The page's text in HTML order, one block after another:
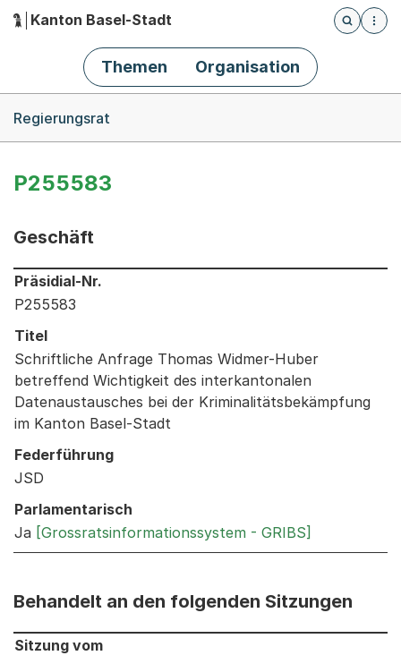
Hauptnavigation
Kanton Basel-Stadt
Öffnet
Themen Organisation
Regierungsrat
P255583
Geschäft
Informationen zum Ausgewählten Geschäft
Präsidial-Nr.
P255583
Titel
Schriftliche Anfrage Thomas Widmer-Huber
betreffend Wichtigkeit des interkantonalen
Datenaustausches bei der Kriminalitätsbekämpfung
im Kanton Basel-Stadt
Federführung
JSD
Parlamentarisch
Ja [Grossratsinformationssystem - GRIBS]
Behandelt an den folgenden Sitzungen
Behandelt an den folgenden Sitzungen: Informationen
Sitzung vom